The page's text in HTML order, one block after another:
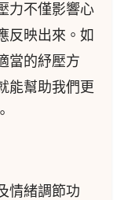
力不僅影響心
反映出來。如
當的紓壓方
能幫助我們更
情緒調節功